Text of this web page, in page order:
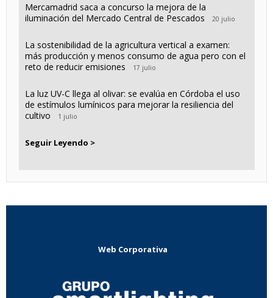
Mercamadrid saca a concurso la mejora de la
iluminación del Mercado Central de Pescados
20 julio
La sostenibilidad de la agricultura vertical a examen:
más producción y menos consumo de agua pero con el
reto de reducir emisiones
17 julio
La luz UV-C llega al olivar: se evalúa en Córdoba el uso
de estímulos lumínicos para mejorar la resiliencia del
cultivo
1 julio
Seguir Leyendo >
Web Corporativa